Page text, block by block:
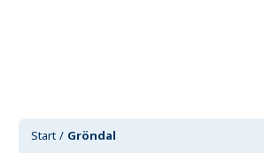
Start Gröndal